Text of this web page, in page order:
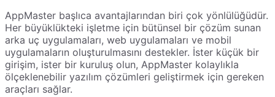
AppMaster başlıca avantajlarından biri çok yönlülüğüdür.
Her büyüklükteki işletme için bütünsel bir çözüm sunan
arka uç uygulamaları, web uygulamaları ve mobil
uygulamaların oluşturulmasını destekler. İster küçük bir
girişim, ister bir kuruluş olun, AppMaster kolaylıkla
ölçeklenebilir yazılım çözümleri geliştirmek için gereken
araçları sağlar.